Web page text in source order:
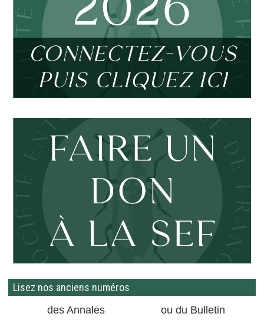
Lisez nos anciens numéros
des Annales
ou du Bulletin